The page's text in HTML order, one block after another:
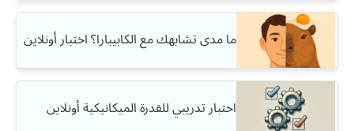
ما مدى تشابهك مع الكابيبارا؟ اختبار أونلاين
اختبار تدريبي للقدرة الميكانيكية أونلاين